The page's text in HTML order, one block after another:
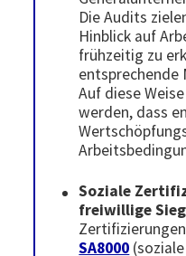
Die Audits
Hinblick auf
frühzeitig zu
entsprechende
Auf diese
werden, dass
Soziale
freiwillige
SA8000